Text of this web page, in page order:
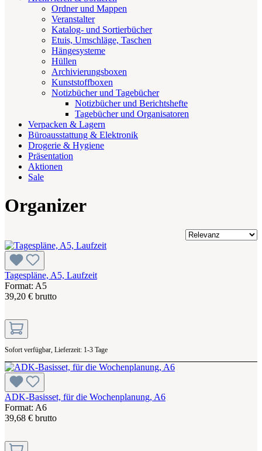
Ordner und Mappen
Veranstalter
Katalog- und Sortierbücher
Etuis, Umschläge, Taschen
Hängesysteme
Hüllen
Archivierungsboxen
Kunststoffboxen
Notizbücher und Tagebücher
Notizbücher und Berichtshefte
Tagebücher und Organisatoren
Verpacken & Lagern
Büroausstattung & Elektronik
Drogerie & Hygiene
Präsentation
Aktionen
Sale
Organizer
Tagespläne, A5, Laufzeit
Format: A5
39,20 € brutto
Sofort verfügbar, Lieferzeit: 1-3 Tage
ADK-Basisset, für die Wochenplanung, A6
Format: A6
39,68 € brutto